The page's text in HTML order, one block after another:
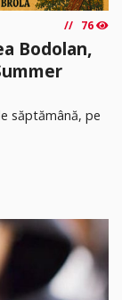
76
Bodolan,
săptămână, pe